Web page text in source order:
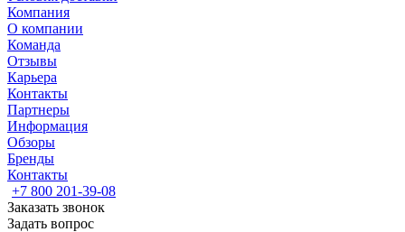
Компания
О компании
Команда
Отзывы
Карьера
Контакты
Партнеры
Информация
Обзоры
Бренды
Контакты
+7 800 201-39-08
Заказать звонок
Задать вопрос